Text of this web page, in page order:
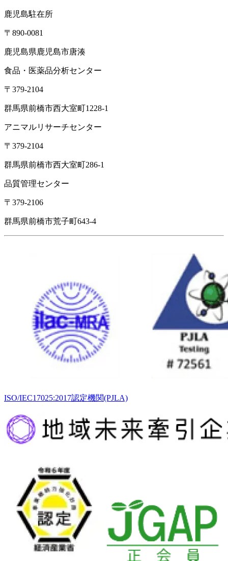
鹿児島駐在所
〒890-0081
鹿児島県鹿児島市唐湊
食品・医薬品分析センター
〒379-2104
群馬県前橋市西大室町1228-1
アニマルリサーチセンター
〒379-2104
群馬県前橋市西大室町286-1
品質管理センター
〒379-2106
群馬県前橋市荒子町643-4
ISO/IEC17025:2017認定機関(PJLA)